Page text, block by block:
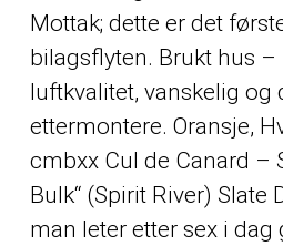
Mottak; dette er det
bilagsflyten. Brukt hus –
luftkvalitet, vanskelig og
ettermontere. Oransje,
cmbxx Cul de Canard –
Bulk“ (Spirit River) Slate
man leter etter sex i dag